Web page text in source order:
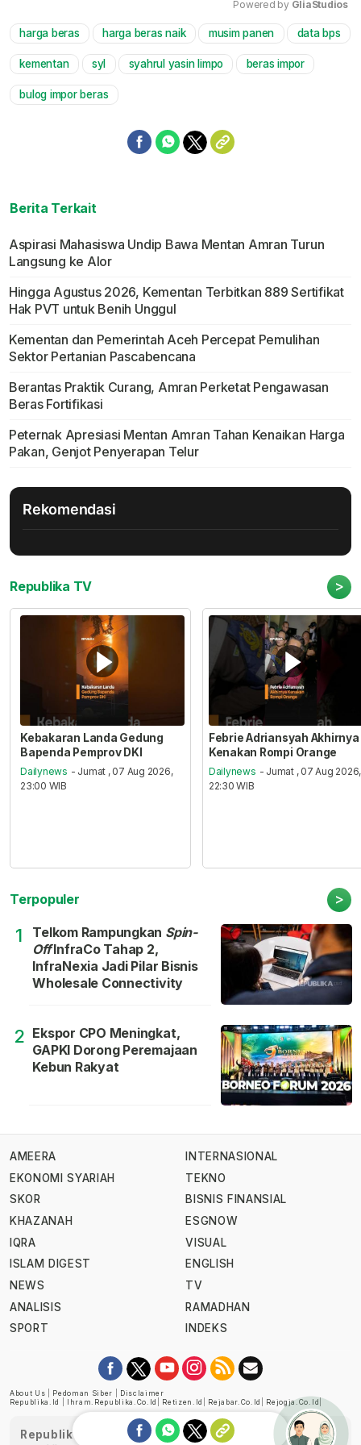
Mute
Powered by GliaStudios
harga beras harga beras naik musim panen data bps
kementan syl syahrul yasin limpo beras impor
bulog impor beras
Berita Terkait
Aspirasi Mahasiswa Undip Bawa Mentan Amran Turun
Langsung ke Alor
Hingga Agustus 2026, Kementan Terbitkan 889 Sertifikat
Hak PVT untuk Benih Unggul
Kementan dan Pemerintah Aceh Percepat Pemulihan
Sektor Pertanian Pascabencana
Berantas Praktik Curang, Amran Perketat Pengawasan
Beras Fortifikasi
Peternak Apresiasi Mentan Amran Tahan Kenaikan Harga
Pakan, Genjot Penyerapan Telur
Rekomendasi
Republika TV >
Kebakaran Landa Gedung
Bapenda Pemprov DKI
Dailynews - Jumat , 07 Aug 2026,
23:00 WIB
Febrie Adriansyah Akhirnya
Kenakan Rompi Orange
Dailynews - Jumat , 07 Aug 2026,
22:30 WIB
Terpopuler >
1 Telkom Rampungkan Spin-
OffInfraCo Tahap 2,
InfraNexia Jadi Pilar Bisnis
Wholesale Connectivity
2 Ekspor CPO Meningkat,
GAPKI Dorong Peremajaan
Kebun Rakyat
AMEERA
EKONOMI SYARIAH
SKOR
KHAZANAH
IQRA
ISLAM DIGEST
NEWS
ANALISIS
SPORT
INTERNASIONAL
TEKNO
BISNIS FINANSIAL
ESGNOW
VISUAL
ENGLISH
TV
RAMADHAN
INDEKS
About Us Pedoman Siber
Disclaimer
Republika.id
Ihram.republika.co.id Retizen.id Rejabar.co.id Rejogja.co.id
Republika telah diverifikasi oleh Dewan Pers